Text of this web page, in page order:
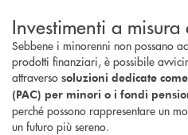
Investimenti a
Sebbene i minorenni non possano
prodotti finanziari, è possibile
attraverso soluzioni dedicate
(PAC) per minori o i fondi
perché possono rappresentare un
un futuro più sereno.